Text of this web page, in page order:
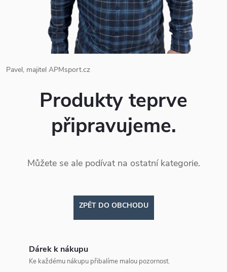
Pavel, majitel APMsport.cz
Produkty teprve
připravujeme.
Můžete se ale podívat na ostatní kategorie.
ZPĚT DO OBCHODU
Dárek k nákupu
Ke každému nákupu přibalíme malou pozornost.